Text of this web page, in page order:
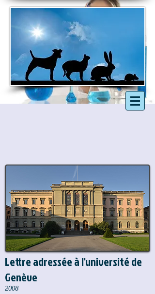
Lettre adressée à l'université de
Genève
2008